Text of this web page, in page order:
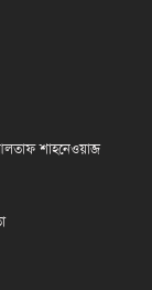
শাহনেওয়াজ